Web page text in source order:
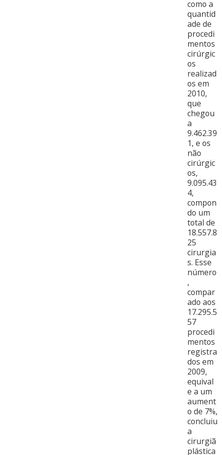
como a
quantid
ade de
procedi
mentos
cirúrgic
os
realizad
os em
2010,
que
chegou
a
9.462.39
1, e os
não
cirúrgic
os,
9.095.43
4,
compon
do um
total de
18.557.8
25
cirurgia
s. Esse
número
,
compar
ado aos
17.295.5
57
procedi
mentos
registra
dos em
2009,
equival
e a um
aument
o de 7%,
concluiu
a
cirurgiã
plástica